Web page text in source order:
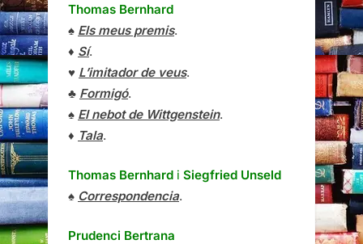
Thomas Bernhard
♠ Els meus premis.
♦ Sí.
♥ L’imitador de veus.
♣ Formigó.
♠ El nebot de Wittgenstein.
♦ Tala.
Thomas Bernhard i Siegfried Unseld
♠ Correspondencia.
Prudenci Bertrana